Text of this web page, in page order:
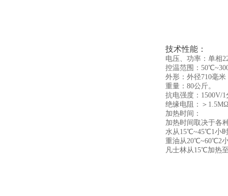
技术性能：
电压、功率：单相
控温范围：
外形：外径710毫
重量：80公斤。
抗电强度：1500V/1
绝缘电阻：＞1.5ΜΩ
加热时间：
加热时间取决于各
水从15℃~45℃1小
重油从20℃~60℃2
凡士林从15℃加热